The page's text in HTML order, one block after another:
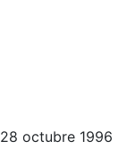
28 octubre 1996